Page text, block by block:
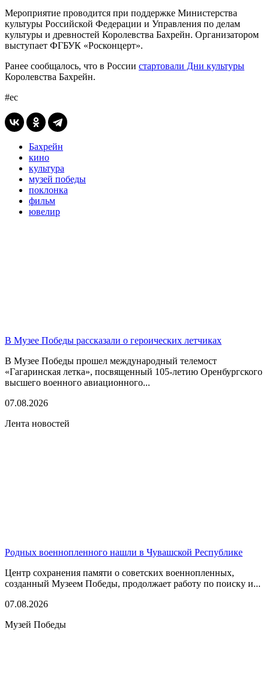
Мероприятие проводится при поддержке Министерства
культуры Российской Федерации и Управления по делам
культуры и древностей Королевства Бахрейн. Организатором
выступает ФГБУК «Росконцерт».
Ранее сообщалось, что в России стартовали Дни культуры
Королевства Бахрейн.
#ес
Бахрейн
кино
культура
музей победы
поклонка
фильм
ювелир
В Музее Победы рассказали о героических летчиках
В Музее Победы прошел международный телемост
«Гагаринская летка», посвященный 105-летию Оренбургского
высшего военного авиационного...
07.08.2026
Лента новостей
Родных военнопленного нашли в Чувашской Республике
Центр сохранения памяти о советских военнопленных,
созданный Музеем Победы, продолжает работу по поиску и...
07.08.2026
Музей Победы